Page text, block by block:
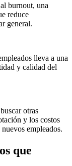
burnout, una
reduce
general.
lleva a una
y calidad del
otras
y los costos
empleados.
que